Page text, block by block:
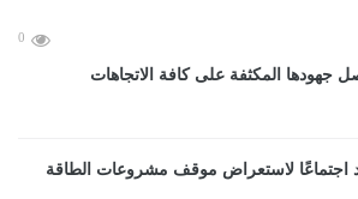
0
المكثفة على كافة الاتجاهات